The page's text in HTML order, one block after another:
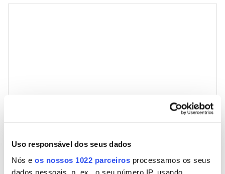
Uso responsável dos seus dados
Nós e os nossos 1022 parceiros processamos os seus
dados pessoais, p. ex., o seu número IP, usando
Email